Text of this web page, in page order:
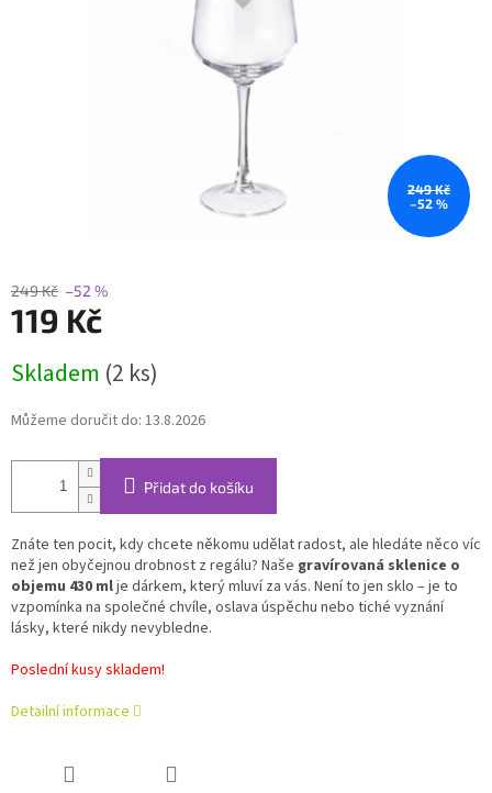
249 Kč
–52 %
249 Kč –52 %
119 Kč
cena:
Skladem (2 ks)
Můžeme doručit do: 13.8.2026
Přidat do košíku
Znáte ten pocit, kdy chcete někomu udělat radost, ale hledáte něco víc
než jen obyčejnou drobnost z regálu? Naše gravírovaná sklenice o
objemu 430 mlje dárkem, který mluví za vás. Není to jen sklo – je to
vzpomínka na společné chvíle, oslava úspěchu nebo tiché vyznání
lásky, které nikdy nevybledne.
Poslední kusy skladem!
Detailní informace